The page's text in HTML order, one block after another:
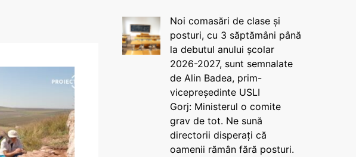
Noi comasări de clase și
posturi, cu 3 săptămâni până
la debutul anului școlar
2026-2027, sunt semnalate
de Alin Badea, prim-
vicepreședinte USLI
Gorj: Ministerul o comite
grav de tot. Ne sună
directorii disperați că
oamenii rămân fără posturi.